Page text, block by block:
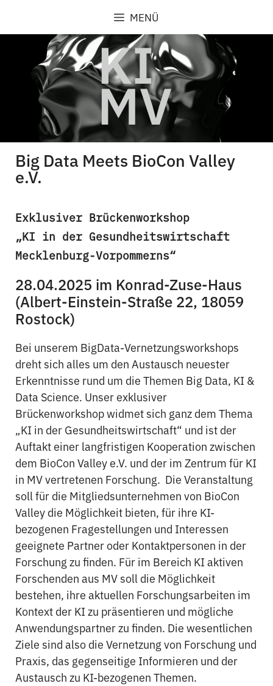
MENÜ
Big Data Meets BioCon Valley
e.V.
Exklusiver Brückenworkshop
„KI in der Gesundheitswirtschaft
Mecklenburg-Vorpommerns“
28.04.2025 im Konrad-Zuse-Haus
(Albert-Einstein-Straße 22, 18059
Rostock)
Bei unserem BigData-Vernetzungsworkshops
dreht sich alles um den Austausch neuester
Erkenntnisse rund um die Themen Big Data, KI &
Data Science. Unser exklusiver
Brückenworkshop widmet sich ganz dem Thema
„KI in der Gesundheitswirtschaft“ und ist der
Auftakt einer langfristigen Kooperation zwischen
dem BioCon Valley e.V. und der im Zentrum für KI
in MV vertretenen Forschung. Die Veranstaltung
soll für die Mitgliedsunternehmen von BioCon
Valley die Möglichkeit bieten, für ihre KI-
bezogenen Fragestellungen und Interessen
geeignete Partner oder Kontaktpersonen in der
Forschung zu finden. Für im Bereich KI aktiven
Forschenden aus MV soll die Möglichkeit
bestehen, ihre aktuellen Forschungsarbeiten im
Kontext der KI zu präsentieren und mögliche
Anwendungspartner zu finden. Die wesentlichen
Ziele sind also die Vernetzung von Forschung und
Praxis, das gegenseitige Informieren und der
Austausch zu KI-bezogenen Themen.